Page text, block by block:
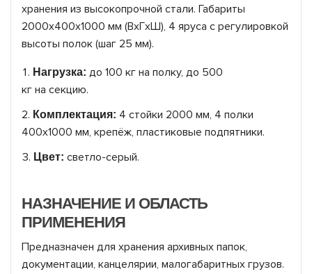
хранения из высокопрочной стали. Габариты
2000х400х1000 мм (ВxГxШ), 4 яруса с регулировкой
высоты полок (шаг 25 мм).
Нагрузка: до 100 кг на полку, до 500
кг на секцию.
Комплектация: 4 стойки 2000 мм, 4 полки
400х1000 мм, крепёж, пластиковые подпятники.
Цвет: светло-серый.
НАЗНАЧЕНИЕ И ОБЛАСТЬ
ПРИМЕНЕНИЯ
Предназначен для хранения архивных папок,
документации, канцелярии, малогабаритных грузов.